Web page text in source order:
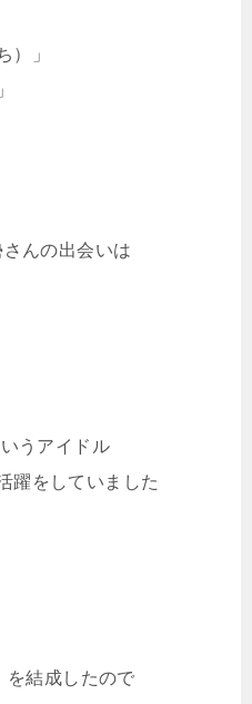
）」
んの出会いは
うアイドル
躍をしていました
を結成したので